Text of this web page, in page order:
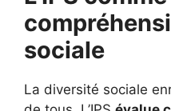
sociale
La diversité sociale